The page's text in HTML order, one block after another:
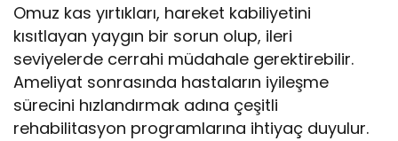
Omuz kas yırtıkları, hareket kabiliyetini
kısıtlayan yaygın bir sorun olup, ileri
seviyelerde cerrahi müdahale gerektirebilir.
Ameliyat sonrasında hastaların iyileşme
sürecini hızlandırmak adına çeşitli
rehabilitasyon programlarına ihtiyaç duyulur.